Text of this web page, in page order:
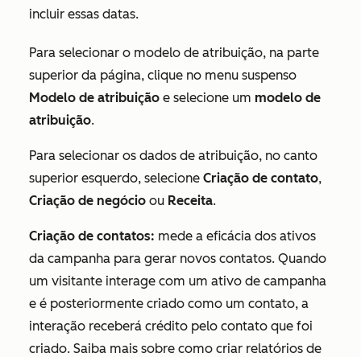
incluir essas datas.
Para selecionar o modelo de atribuição, na parte
superior da página, clique no menu suspenso
Modelo de atribuição e selecione um modelo de
atribuição.
Para selecionar os dados de atribuição, no canto
superior esquerdo, selecione Criação de contato,
Criação de negócio ou Receita.
Criação de contatos: mede a eficácia dos ativos
da campanha para gerar novos contatos. Quando
um visitante interage com um ativo de campanha
e é posteriormente criado como um contato, a
interação receberá crédito pelo contato que foi
criado. Saiba mais sobre como criar relatórios de